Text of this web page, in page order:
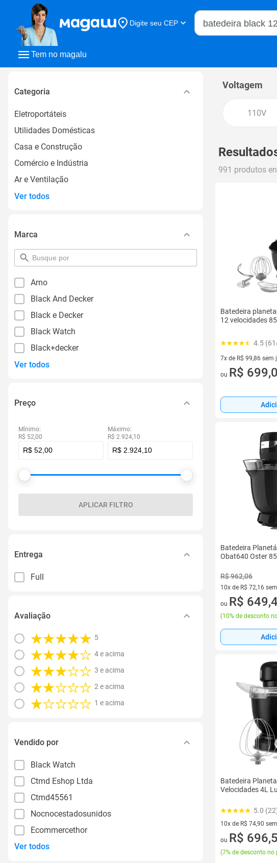
Tem no magalu
Digite seu CEP
Buscar no Magalu
Categoria
Eletroportáteis
Utilidades Domésticas
Casa e Construção
Comércio e Indústria
Ar e Ventilação
Ver todos
Marca
pesquisar
por
Arno
Black And Decker
Black e Decker
Black Watch
Black+decker
Ver todos
Preço
Mínimo:
R$ 52,00
Máximo:
R$ 2.924,10
APLICAR FILTRO
Entrega
Full
Avaliação
5
4 e acima
3 e acima
2 e acima
1 e acima
Vendido por
Black Watch
Ctmd Eshop Ltda
Ctmd45561
Nocnocestadosunidos
Ecommercethor
Ver todos
Voltagem
110V
991 produtos
Batedeira
12 velocidades
4.5
7x de R$ 99,86 sem
7 vez de R$ 99,86
ou R$
Batedeira
Obat640 Oster
R$ 962,06
10x de R$ 72,16
10 vez de R$ 72,16
ou R$
(10% de desconto
Batedeira
Velocidades 4L
5.0
10x de R$ 74,90
10 vez de R$ 74,90
ou R$
(7% de desconto no